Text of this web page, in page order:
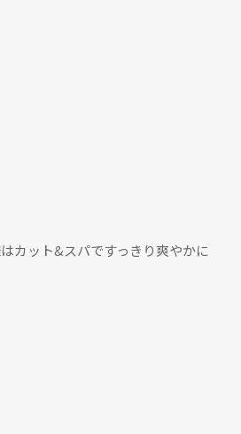
カット&スパですっきり爽やかに